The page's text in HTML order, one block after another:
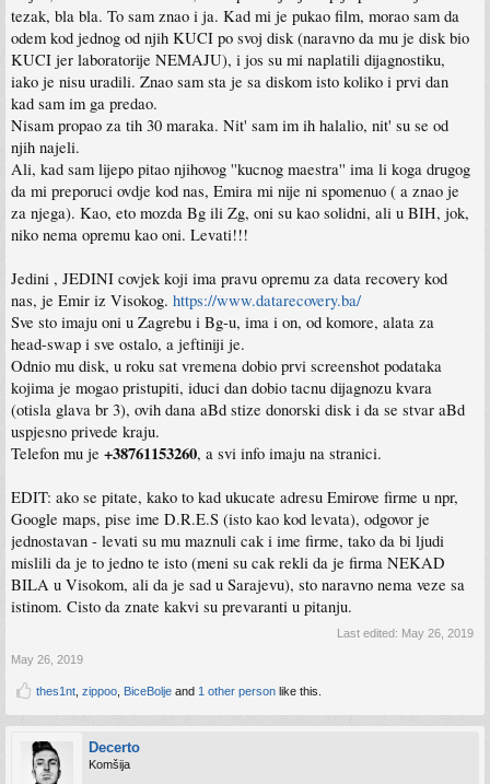
tezak, bla bla. To sam znao i ja. Kad mi je pukao film, morao sam da
odem kod jednog od njih KUCI po svoj disk (naravno da mu je disk bio
KUCI jer laboratorije NEMAJU), i jos su mi naplatili dijagnostiku,
iako je nisu uradili. Znao sam sta je sa diskom isto koliko i prvi dan
kad sam im ga predao.
Nisam propao za tih 30 maraka. Nit' sam im ih halalio, nit' su se od
njih najeli.
Ali, kad sam lijepo pitao njihovog ''kucnog maestra'' ima li koga drugog
da mi preporuci ovdje kod nas, Emira mi nije ni spomenuo ( a znao je
za njega). Kao, eto mozda Bg ili Zg, oni su kao solidni, ali u BIH, jok,
niko nema opremu kao oni. Levati!!!
Jedini , JEDINI covjek koji ima pravu opremu za data recovery kod
nas, je Emir iz Visokog. https://www.datarecovery.ba/
Sve sto imaju oni u Zagrebu i Bg-u, ima i on, od komore, alata za
head-swap i sve ostalo, a jeftiniji je.
Odnio mu disk, u roku sat vremena dobio prvi screenshot podataka
kojima je mogao pristupiti, iduci dan dobio tacnu dijagnozu kvara
(otisla glava br 3), ovih dana aBd stize donorski disk i da se stvar aBd
uspjesno privede kraju.
Telefon mu je +38761153260, a svi info imaju na stranici.
EDIT: ako se pitate, kako to kad ukucate adresu Emirove firme u npr,
Google maps, pise ime D.R.E.S (isto kao kod levata), odgovor je
jednostavan - levati su mu maznuli cak i ime firme, tako da bi ljudi
mislili da je to jedno te isto (meni su cak rekli da je firma NEKAD
BILA u Visokom, ali da je sad u Sarajevu), sto naravno nema veze sa
istinom. Cisto da znate kakvi su prevaranti u pitanju.
Last edited: May 26, 2019
May 26, 2019
thes1nt zippoo BiceBolje and 1 other person like this.
Decerto
Komšija